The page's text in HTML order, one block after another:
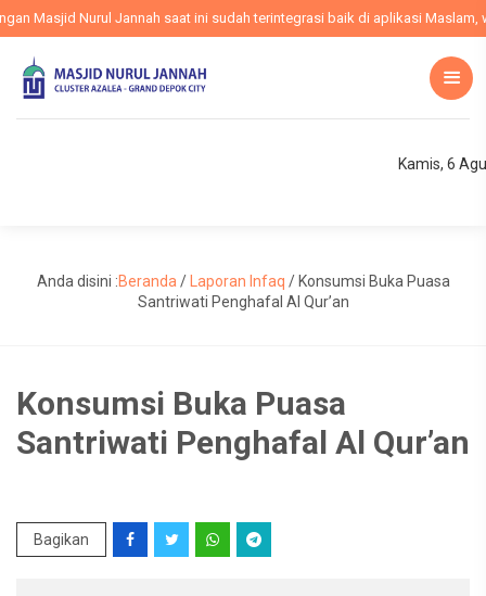
Masjid Nurul Jannah saat ini sudah terintegrasi baik di aplikasi Maslam,
Kamis, 6
Anda disini :Beranda / Laporan Infaq / Konsumsi Buka Puasa
Santriwati Penghafal Al Qur’an
Konsumsi Buka Puasa
Santriwati Penghafal Al Qur’an
Bagikan